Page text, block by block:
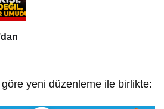
göre yeni düzenleme ile birlikte: